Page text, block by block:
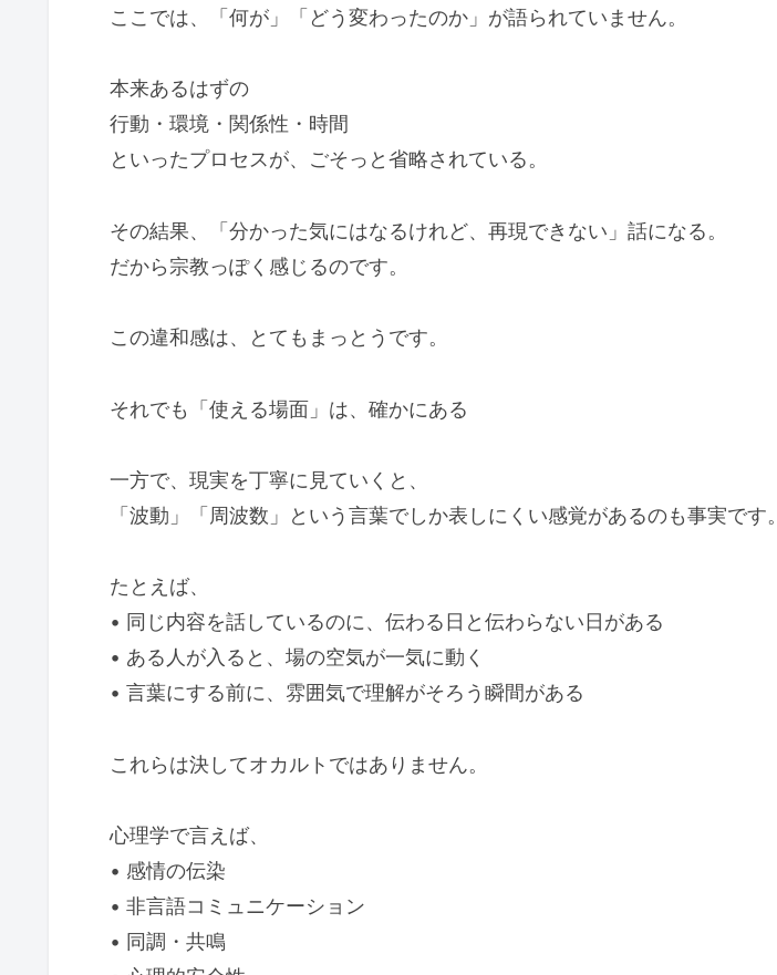
ここでは、「何が」「どう変わったのか」が語られていません。
本来あるはずの
行動・環境・関係性・時間
といったプロセスが、ごそっと省略されている。
その結果、「分かった気にはなるけれど、再現できない」話になる。
だから宗教っぽく感じるのです。
この違和感は、とてもまっとうです。
それでも「使える場面」は、確かにある
一方で、現実を丁寧に見ていくと、
「波動」「周波数」という言葉でしか表しにくい感覚があるのも事実です。
たとえば、
• 同じ内容を話しているのに、伝わる日と伝わらない日がある
• ある人が入ると、場の空気が一気に動く
• 言葉にする前に、雰囲気で理解がそろう瞬間がある
これらは決してオカルトではありません。
心理学で言えば、
• 感情の伝染
• 非言語コミュニケーション
• 同調・共鳴